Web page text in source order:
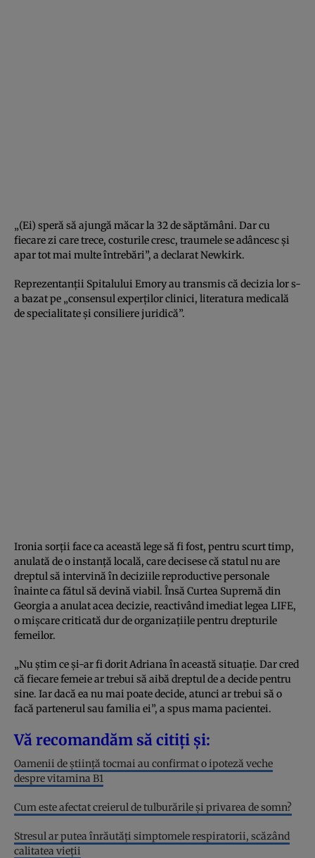
„(Ei) speră să ajungă măcar la 32 de săptămâni. Dar cu
fiecare zi care trece, costurile cresc, traumele se adâncesc și
apar tot mai multe întrebări”, a declarat Newkirk.
Reprezentanții Spitalului Emory au transmis că decizia lor s-
a bazat pe „consensul experților clinici, literatura medicală
de specialitate și consiliere juridică”.
Ironia sorții face ca această lege să fi fost, pentru scurt timp,
anulată de o instanță locală, care decisese că statul nu are
dreptul să intervină în deciziile reproductive personale
înainte ca fătul să devină viabil. Însă Curtea Supremă din
Georgia a anulat acea decizie, reactivând imediat legea LIFE,
o mișcare criticată dur de organizațiile pentru drepturile
femeilor.
„Nu știm ce și-ar fi dorit Adriana în această situație. Dar cred
că fiecare femeie ar trebui să aibă dreptul de a decide pentru
sine. Iar dacă ea nu mai poate decide, atunci ar trebui să o
facă partenerul sau familia ei”, a spus mama pacientei.
Vă recomandăm să citiți și:
Oamenii de știință tocmai au confirmat o ipoteză veche
despre vitamina B1
Cum este afectat creierul de tulburările și privarea de somn?
Stresul ar putea înrăutăți simptomele respiratorii, scăzând
calitatea vieții